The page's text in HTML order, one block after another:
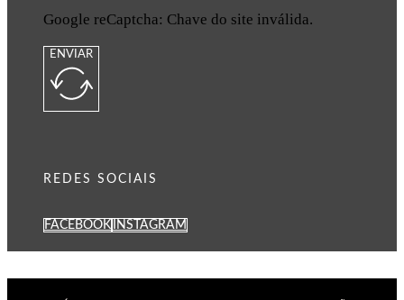
Google reCaptcha: Chave do site inválida.
ENVIAR
REDES SOCIAIS
FACEBOOK INSTAGRAM